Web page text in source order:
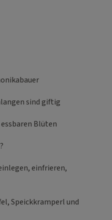
sind giftig
Blüten
einfrieren,
Speickkramperl und